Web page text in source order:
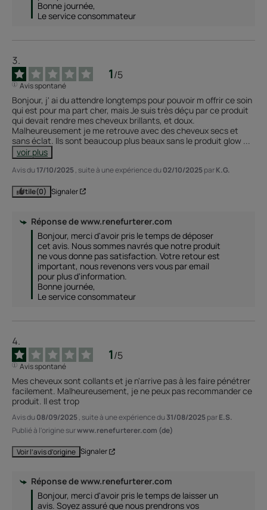
Bonne journée,
Le service consommateur
1/5
Avis spontané
Bonjour, j' ai du attendre longtemps pour pouvoir m offrir ce soin
qui est pour ma part cher, mais Je suis très déçu par ce produit
qui devait rendre mes cheveux brillants, et doux.
Malheureusement je me retrouve avec des cheveux secs et
sans éclat. Ils sont beaucoup plus beaux sans le produit glow ...
voir plus
Avis du 17/10/2025, suite à une expérience du 02/10/2025parK.G.
Utile(0) Signaler
Réponse dewww.renefurterer.com
Bonjour, merci d'avoir pris le temps de déposer
cet avis. Nous sommes navrés que notre produit
ne vous donne pas satisfaction. Votre retour est
important, nous revenons vers vous par email
pour plus d'information.
Bonne journée,
Le service consommateur
1/5
Avis spontané
Mes cheveux sont collants et je n'arrive pas à les faire pénétrer
facilement. Malheureusement, je ne peux pas recommander ce
produit. Il est trop
Avis du 08/09/2025, suite à une expérience du 31/08/2025parE.S.
Publié à l'origine surwww.renefurterer.com (de)
Voir l’avis d’origine Signaler
Réponse dewww.renefurterer.com
Bonjour, merci d'avoir pris le temps de laisser un
avis. Soyez assuré que nous prendrons vos